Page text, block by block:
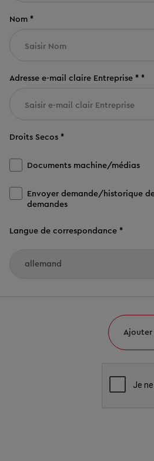
Nom *
Adresse e-mail claire Entreprise * *
Droits Secos *
Documents machine/médias
Envoyer demande/historique
demandes
Langue de correspondance *
Ajouter